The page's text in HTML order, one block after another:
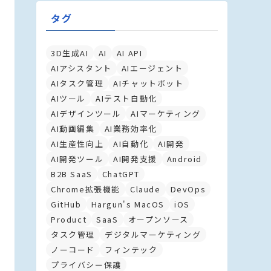
タグ
3D生成AI AI
AI API
AIアシスタント
AIエージェント
AIタスク管理
AIチャットボット
AIツール
AIテスト自動化
AIデザインツール
AIマーケティング
AI動画編集
AI業務効率化
AI生産性向上
AI自動化
AI開発
AI開発ツール
AI開発支援
Android
B2B SaaS
ChatGPT
Chrome拡張機能
Claude
DevOps
GitHub
Hargun's MacOS
iOS
Product
SaaS
オープンソース
タスク管理
デジタルマーケティング
ノーコード
フィンテック
プライバシー保護